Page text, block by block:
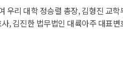
우리 대학 정승렬 총장, 김형진 교
, 김진한 법무법인 대륙아주 대표